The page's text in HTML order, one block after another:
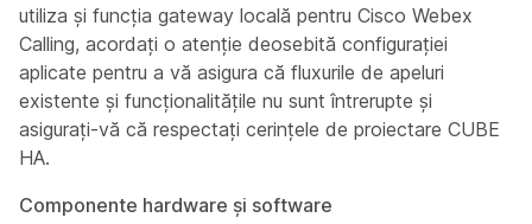
utiliza și funcția gateway locală pentru Cisco Webex
Calling, acordați o atenție deosebită configurației
aplicate pentru a vă asigura că fluxurile de apeluri
existente și funcționalitățile nu sunt întrerupte și
asigurați-vă că respectați cerințele de proiectare CUBE
HA.
Componente hardware și software